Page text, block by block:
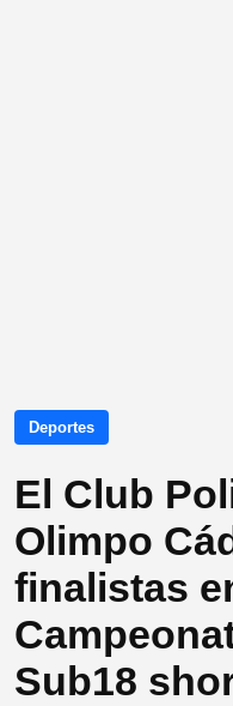
Deportes
El Club
Olimpo
finalistas
Sub18